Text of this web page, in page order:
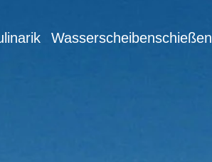
Wasserscheibenschießen